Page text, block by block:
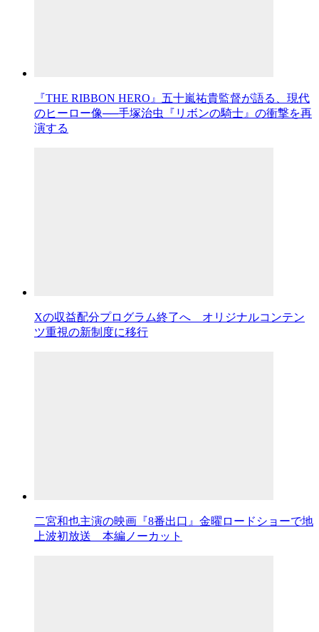
『THE RIBBON HERO』五十嵐祐貴監督が語る、現代
のヒーロー像──手塚治虫『リボンの騎士』の衝撃を再
演する
Xの収益配分プログラム終了へ オリジナルコンテン
ツ重視の新制度に移行
二宮和也主演の映画『8番出口』金曜ロードショーで地
上波初放送 本編ノーカット